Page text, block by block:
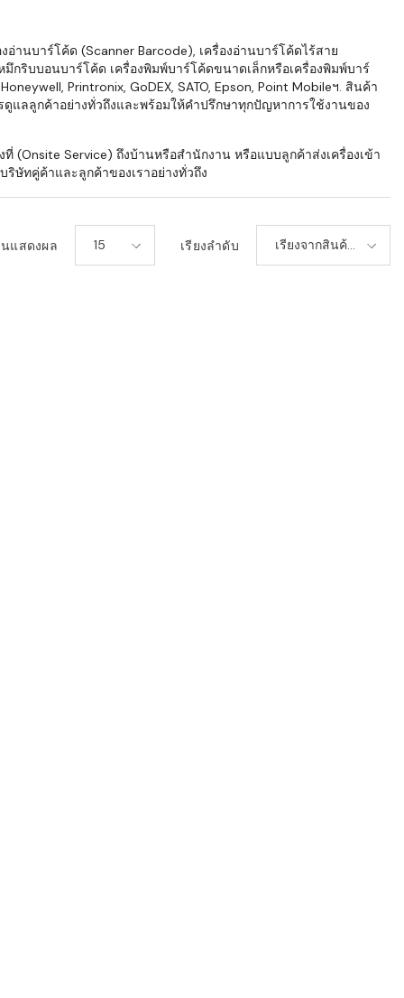
านบาร์โค้ด (Scanner Barcode), เครื่องอ่านบาร์โค้ดไร้สาย
กริบบอนบาร์โค้ด เครื่องพิมพ์บาร์โค้ดขนาดเล็กหรือเครื่องพิมพ์บาร์
Printronix, GoDEX, SATO, Epson, Point Mobileฯ. สินค้า
แลลูกค้าอย่างทั่วถึงและพร้อมให้คำปรึกษาทุกปัญหาการใช้งานของ
(Onsite Service) ถึงบ้านหรือสำนักงาน หรือแบบลูกค้าส่งเครื่องเข้า
ษัทคู่ค้าและลูกค้าของเราอย่างทั่วถึง
แสดงผล 15 เรียงลำดับ
เรียงจากสินค้า
ใหม่-เก่า